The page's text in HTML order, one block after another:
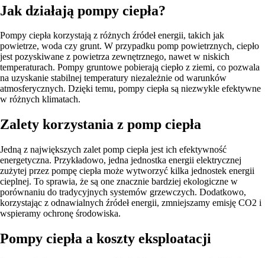
Jak działają pompy ciepła?
Pompy ciepła korzystają z różnych źródeł energii, takich jak
powietrze, woda czy grunt. W przypadku pomp powietrznych, ciepło
jest pozyskiwane z powietrza zewnętrznego, nawet w niskich
temperaturach. Pompy gruntowe pobierają ciepło z ziemi, co pozwala
na uzyskanie stabilnej temperatury niezależnie od warunków
atmosferycznych. Dzięki temu, pompy ciepła są niezwykle efektywne
w różnych klimatach.
Zalety korzystania z pomp ciepła
Jedną z największych zalet pomp ciepła jest ich efektywność
energetyczna. Przykładowo, jedna jednostka energii elektrycznej
zużytej przez pompę ciepła może wytworzyć kilka jednostek energii
cieplnej. To sprawia, że są one znacznie bardziej ekologiczne w
porównaniu do tradycyjnych systemów grzewczych. Dodatkowo,
korzystając z odnawialnych źródeł energii, zmniejszamy emisję CO2 i
wspieramy ochronę środowiska.
Pompy ciepła a koszty eksploatacji